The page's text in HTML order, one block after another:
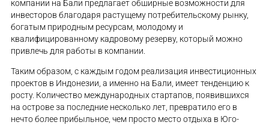
компании на Бали предлагает обширные возможности для
инвесторов благодаря растущему потребительскому рынку,
богатым природным ресурсам, молодому и
квалифицированному кадровому резерву, который можно
привлечь для работы в компании.
Таким образом, с каждым годом реализация инвестиционных
проектов в Индонезии, а именно на Бали, имеет тенденцию к
росту. Количество международных стартапов, появившихся
на острове за последние несколько лет, превратило его в
нечто более прибыльное, чем просто место отдыха в Юго-